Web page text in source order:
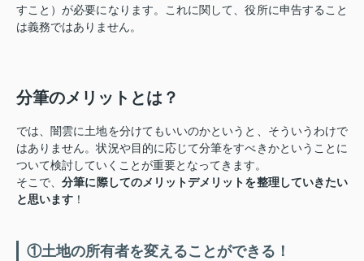
すこと）が必要になります。これに関して、役所に申告すること
は義務ではありません。
分筆のメリットとは？
では、闇雲に土地を分けてもいいのかというと、そういうわけで
はありません。状況や目的に応じて分筆をすべきかということに
ついて検討していくことが重要となってきます。
そこで、分筆に際してのメリットデメリットを整理していきたい
と思います ！
①土地の所有者を変えることができる！